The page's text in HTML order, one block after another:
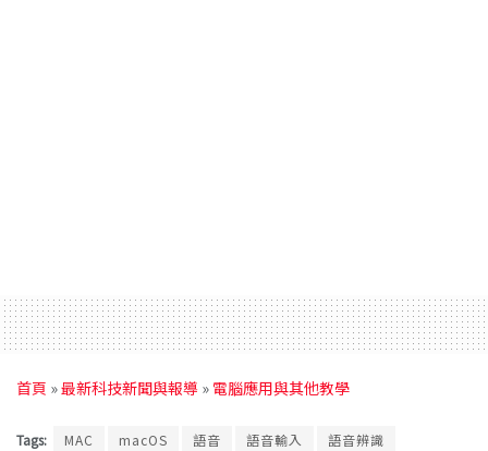
首頁 »最新科技新聞與報導 » 電腦應用與其他教學
Tags: MAC macOS 語音 語音輸入 語音辨識